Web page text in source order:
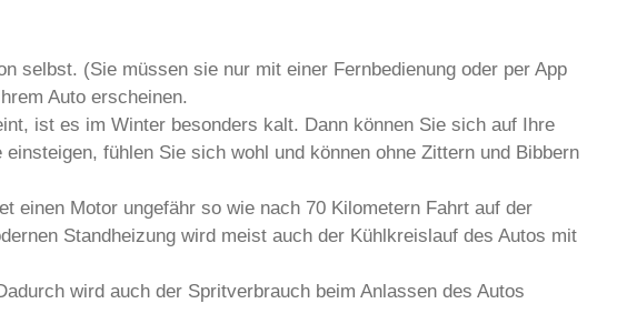
selbst. (Sie müssen sie nur mit einer Fernbedienung oder per App
Auto erscheinen.
ist es im Winter besonders kalt. Dann können Sie sich auf Ihre
fühlen Sie sich wohl und können ohne Zittern und Bibbern
einen Motor ungefähr so wie nach 70 Kilometern Fahrt auf der
Standheizung wird meist auch der Kühlkreislauf des Autos mit
wird auch der Spritverbrauch beim Anlassen des Autos